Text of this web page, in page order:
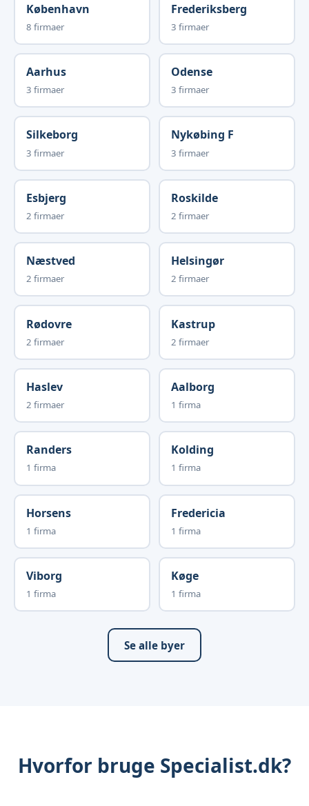
København
8 firmaer
Frederiksberg
3 firmaer
Aarhus
3 firmaer
Odense
3 firmaer
Silkeborg
3 firmaer
Nykøbing F
3 firmaer
Esbjerg
2 firmaer
Roskilde
2 firmaer
Næstved
2 firmaer
Helsingør
2 firmaer
Rødovre
2 firmaer
Kastrup
2 firmaer
Haslev
2 firmaer
Aalborg
1 firma
Randers
1 firma
Kolding
1 firma
Horsens
1 firma
Fredericia
1 firma
Viborg
1 firma
Køge
1 firma
Se alle byer
Hvorfor bruge Specialist.dk?